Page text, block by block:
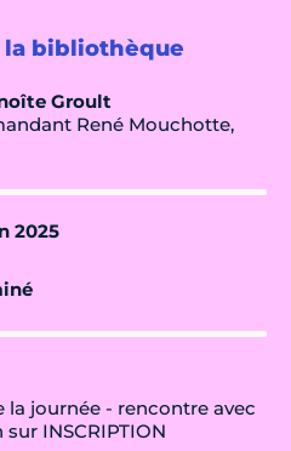
la bibliothèque
Groult
René Mouchotte,
2025
la journée - rencontre avec
INSCRIPTION